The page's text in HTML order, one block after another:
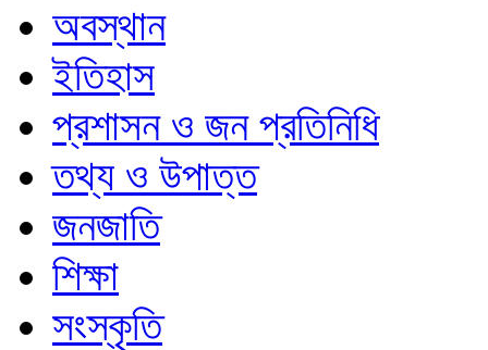
অবস্থান
ইতিহাস
প্রশাসন ও জন প্রতিনিধি
তথ্য ও উপাত্ত
জনজাতি
শিক্ষা
সংস্কৃতি